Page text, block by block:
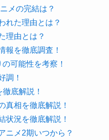
メの完結は？
れた理由とは？
理由とは？
報を徹底調査！
可能性を考察！
調！
底解説！
真相を徹底解説！
状況を徹底解説！
ニメ2期いつから？